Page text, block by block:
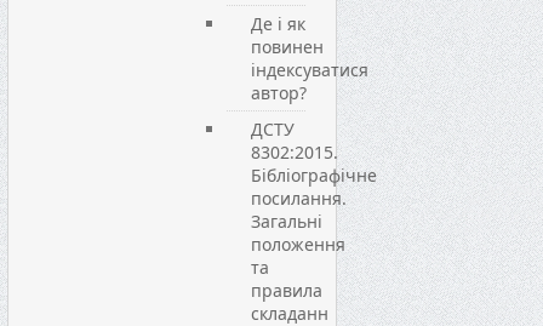
Де і як
повинен
індексуватися
автор?
ДСТУ
8302:2015.
Бібліографічне
посилання.
Загальні
положення
та
правила
складанн